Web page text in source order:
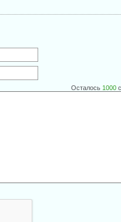
Осталось 1000